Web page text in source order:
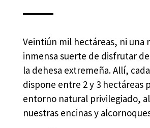
Veintiún mil hectáreas, ni una
inmensa suerte de disfrutar
la dehesa extremeña. Allí,
dispone entre 2 y 3 hectáreas
entorno natural privilegiado,
nuestras encinas y